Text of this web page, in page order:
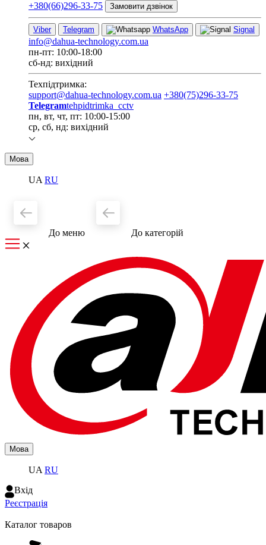
+380(66)296-33-75
Замовити дзвінок
Viber Telegram WhatsApp Signal
info@dahua-technology.com.ua
пн-пт: 10:00-18:00
сб-нд: вихідний
Техпідтримка:
support@dahua-technology.com.ua +380(75)296-33-75
Telegramtehpidtrimka_cctv
пн, вт, чт, пт: 10:00-15:00
ср, сб, нд: вихідний
Мова
UA RU
До меню До категорiй
Мова
UA RU
Вхiд
Реєстрація
Каталог товаров